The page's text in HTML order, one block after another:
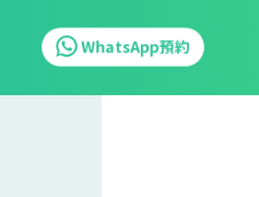
WhatsApp預約